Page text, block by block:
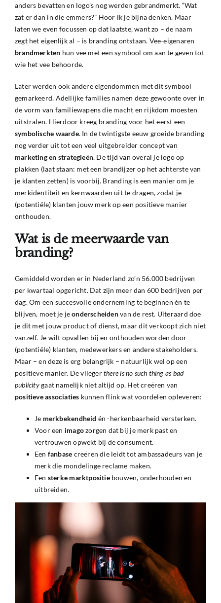
anders bevatten en logo’s nog werden gebrandmerkt. “Wat
zat er dan in die emmers?” Hoor ik je bijna denken. Maar
laten we even focussen op dat laatste, want zo – de naam
zegt het eigenlijk al – is branding ontstaan. Vee-eigenaren
brandmerkten hun vee met een symbool om aan te geven tot
wie het vee behoorde.
Later werden ook andere eigendommen met dit symbool
gemarkeerd. Adellijke families namen deze gewoonte over in
de vorm van familiewapens die macht en rijkdom moesten
uitstralen. Hierdoor kreeg branding voor het eerst een
symbolische waarde. In de twintigste eeuw groeide branding
nog verder uit tot een veel uitgebreider concept van
marketing en strategieën. De tijd van overal je logo op
plakken (laat staan: met een brandijzer op het achterste van
je klanten zetten) is voorbij. Branding is een manier om je
merkidentiteit en kernwaarden uit te dragen, zodat je
(potentiële) klanten jouw merk op een positieve manier
onthouden.
Wat is de meerwaarde van
branding?
Gemiddeld worden er in Nederland zo’n 56.000 bedrijven
per kwartaal opgericht. Dat zijn meer dan 600 bedrijven per
dag. Om een succesvolle onderneming te beginnen én te
blijven, moet je jeonderscheidenvan de rest. Uiteraard doe
je dit met jouw product of dienst, maar dit verkoopt zich niet
vanzelf. Je wilt opvallen bij en onthouden worden door
(potentiële) klanten, medewerkers en andere stakeholders.
Maar – en deze is erg belangrijk – natuurlijk wel op een
positieve manier. De vliegerthere is no such thing as bad
publicitygaat namelijk niet altijd op. Het creëren van
positieveassociaties kunnen flink wat voordelen opleveren:
Je merkbekendheid én -herkenbaarheid versterken.
Voor een imagozorgen dat bij je merk past en
vertrouwen opwekt bij de consument.
Een fanbase creëren die leidt tot ambassadeurs van je
merk die mondelinge reclame maken.
Een sterke marktpositiebouwen, onderhouden en
uitbreiden.